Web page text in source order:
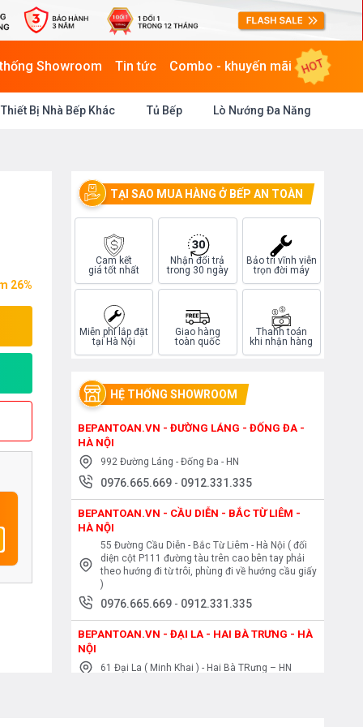
Showroom Tin tức Combo - khuyến mãi HOT
Thiết Bị Nhà Bếp Khác Tủ Bếp Lò Nướng Đa Năng
26%
TẠI SAO MUA HÀNG Ở BẾP AN TOÀN
Cam kết
giá tốt nhất
Nhận đổi trả
trong 30 ngày
Bảo trì vĩnh viễn
trọn đời máy
Miễn phí lắp đặt
tại Hà Nội
Giao hàng
toàn quốc
Thanh toán
khi nhận hàng
HỆ THỐNG SHOWROOM
BEPANTOAN.VN - ĐƯỜNG LÁNG - ĐỐNG ĐA -
HÀ NỘI
992 Đường Láng - Đống Đa - HN
0976.665.669 - 0912.331.335
BEPANTOAN.VN - CẦU DIỄN - BẮC TỪ LIÊM -
HÀ NỘI
55 Đường Cầu Diễn - Bắc Từ Liêm - Hà Nội ( đối
diện cột P111 đường tàu trên cao bên tay phải
theo hướng đi từ trôi, phùng đi về hướng cầu giấy
)
0976.665.669 - 0912.331.335
BEPANTOAN.VN - ĐẠI LA - HAI BÀ TRƯNG - HÀ
NỘI
61 Đại La ( Minh Khai ) - Hai Bà TRưng – HN